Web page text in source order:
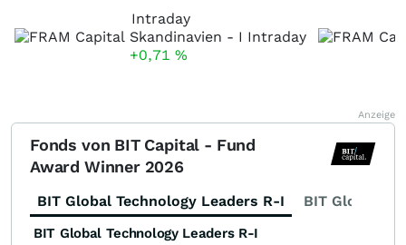
Intraday
+0,71 %
Anzeige
Fonds von BIT Capital - Fund
Award Winner 2026
BIT Global Technology Leaders R-I BIT Global
BIT Global Technology Leaders R-I